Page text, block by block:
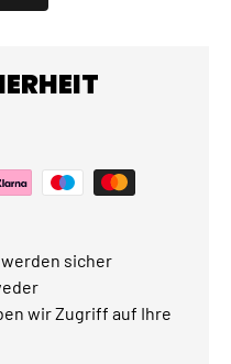
sicher
wir Zugriff auf Ihre